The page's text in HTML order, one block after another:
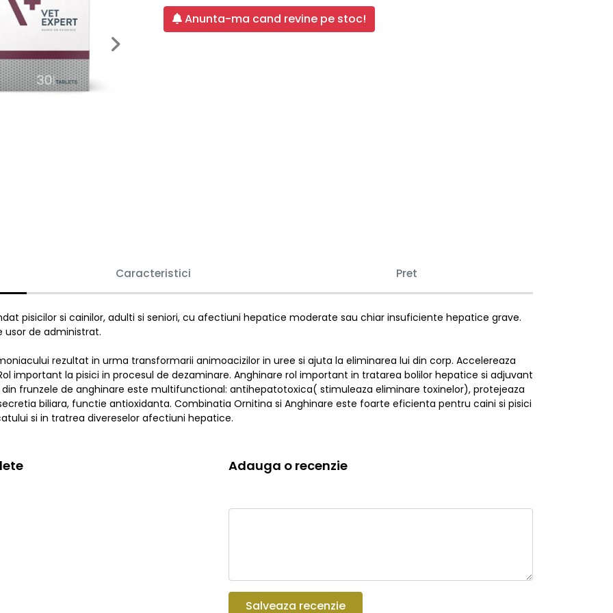
Next
Anunta-ma cand revine pe stoc!
Caracteristici Pret
pisicilor si cainilor, adulti si seniori, cu afectiuni hepatice moderate sau chiar insuficiente hepatice grave.
de administrat.
rezultat in urma transformarii animoacizilor in uree si ajuta la eliminarea lui din corp. Accelereaza
important la pisici in procesul de dezaminare. Anghinare rol important in tratarea bolilor hepatice si adjuvant
frunzele de anghinare este multifunctional: antihepatotoxica( stimuleaza eliminare toxinelor), protejeaza
biliara, functie antioxidanta. Combinatia Ornitina si Anghinare este foarte eficienta pentru caini si pisici
si in tratrea divereselor afectiuni hepatice.
Adauga o recenzie
Salveaza recenzie